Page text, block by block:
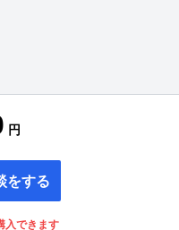
円
をする
入できます